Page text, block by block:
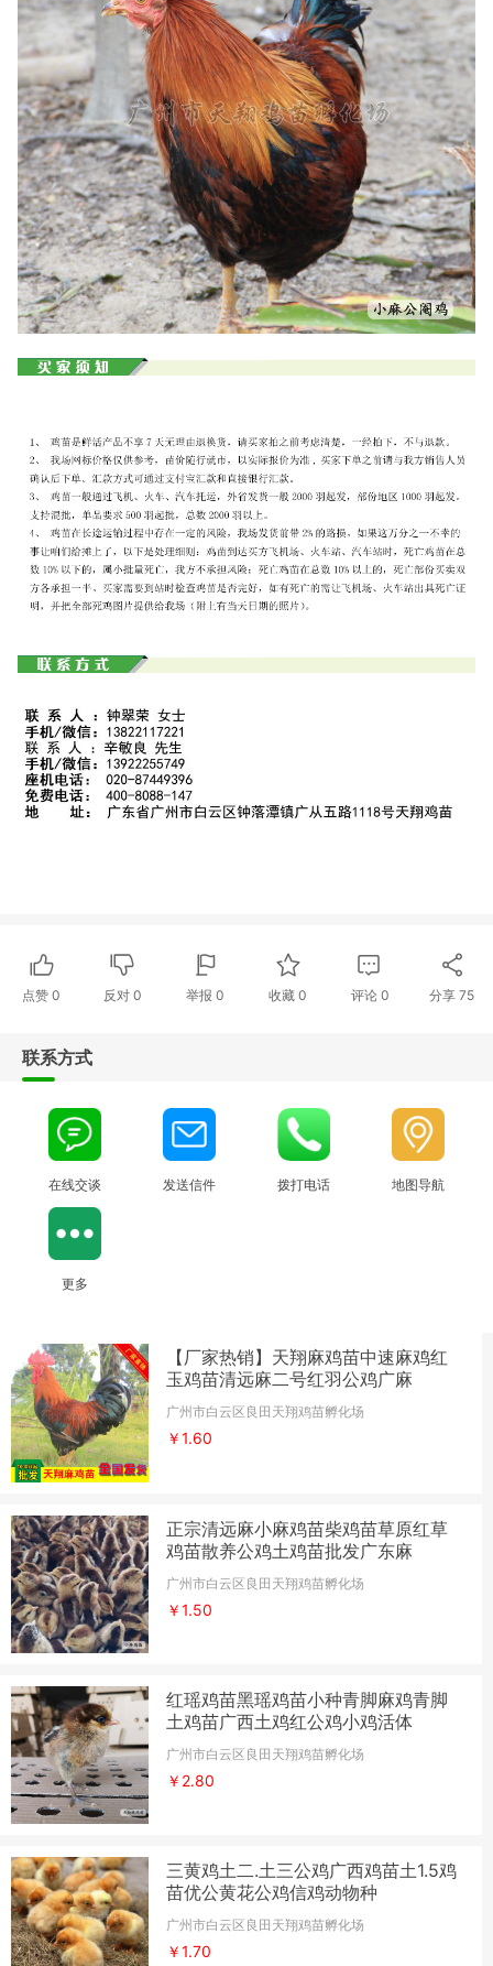
点赞 0 反对0 举报 0 收藏 0 评论 0 分享75
联系方式
在线交谈 发送信件 拨打电话 地图导航
更多
【厂家热销】天翔麻鸡苗中速麻鸡红
玉鸡苗清远麻二号红羽公鸡广麻
广州市白云区良田天翔鸡苗孵化场
￥1.60
正宗清远麻小麻鸡苗柴鸡苗草原红草
鸡苗散养公鸡土鸡苗批发广东麻
广州市白云区良田天翔鸡苗孵化场
￥1.50
红瑶鸡苗黑瑶鸡苗小种青脚麻鸡青脚
土鸡苗广西土鸡红公鸡小鸡活体
广州市白云区良田天翔鸡苗孵化场
￥2.80
三黄鸡土二.土三公鸡广西鸡苗土1.5鸡
苗优公黄花公鸡信鸡动物种
广州市白云区良田天翔鸡苗孵化场
￥1.70